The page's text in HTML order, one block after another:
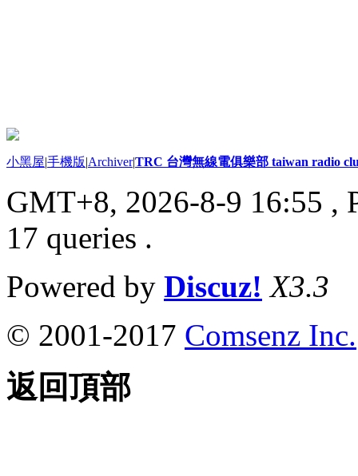
小黑屋|手機版|Archiver|TRC 台灣無線電俱樂部 taiwan radio
GMT+8, 2026-8-9 16:55 ,
17 queries .
Powered by Discuz! X3.3
© 2001-2017 Comsenz Inc.
返回頂部